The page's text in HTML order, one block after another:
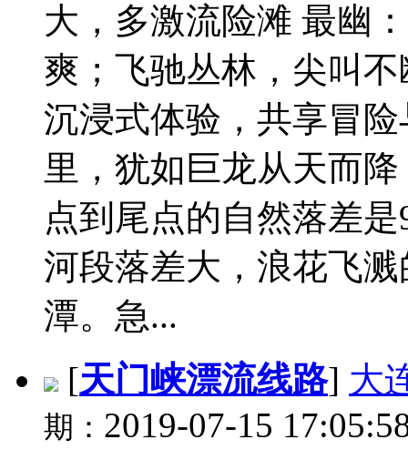
大，多激流险滩 最幽
爽；飞驰丛林，尖叫
沉浸式体验，共享冒
里，犹如巨龙从天而
点到尾点的自然落差
河段落差大，浪花飞
潭。急...
[天门峡漂流线路] 大
期： 2019-07-15